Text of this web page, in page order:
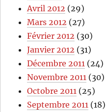
Avril 2012 (29)
Mars 2012 (27)
Février 2012 (30)
Janvier 2012 (31)
Décembre 2011 (24)
Novembre 2011 (30)
Octobre 2011 (25)
Septembre 2011 (18)